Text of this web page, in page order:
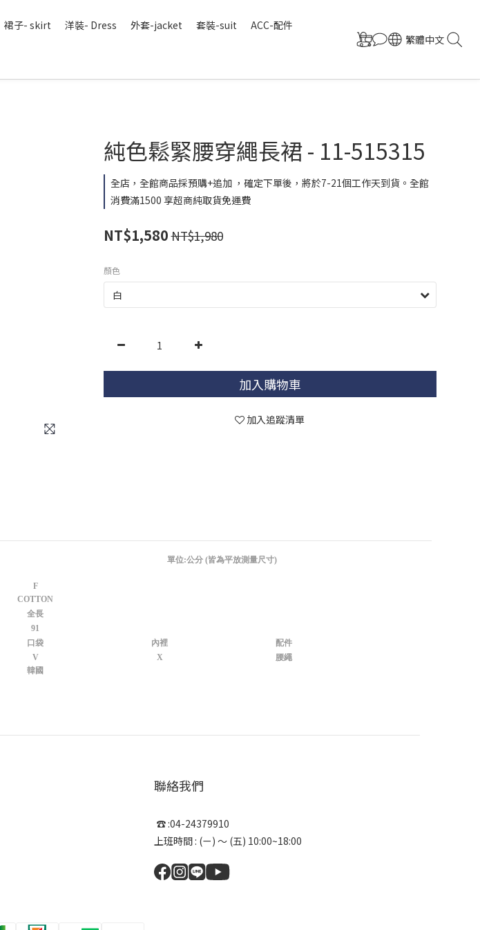
裙子- skirt 洋裝- Dress 外套-jacket 套裝-suit ACC-配件
繁體中文
純色鬆緊腰穿繩長裙 - 11-515315
全店，全館商品採預購+追加 ，確定下單後，將於7-21個工作天到貨。全館
消費滿1500 享超商純取貨免運費
NT$1,580NT$1,980
顏色
加入購物車
加入追蹤清單
單位:公分 (皆為平放測量尺寸)
F
COTTON
全長
91
口袋 內裡
配件
V X
腰繩
韓國
聯絡我們
☎ :04-24379910
上班時間 : (ㄧ) ～ (五) 10:00~18:00